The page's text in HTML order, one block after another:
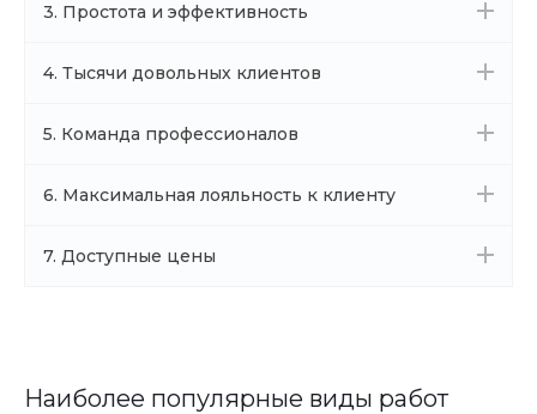
3. Простота и эффективность
4. Тысячи довольных клиентов
5. Команда профессионалов
6. Максимальная лояльность к клиенту
7. Доступные цены
Наиболее популярные виды работ